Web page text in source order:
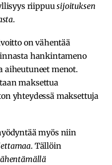
riippuusijoituksen
.
on vähentää
hankintameno
aiheutuneet menot.
maksettua
yhteydessä maksettuja
myös niin
. Tällöin